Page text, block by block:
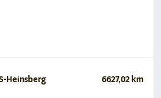
Heinsberg 6627,02 km